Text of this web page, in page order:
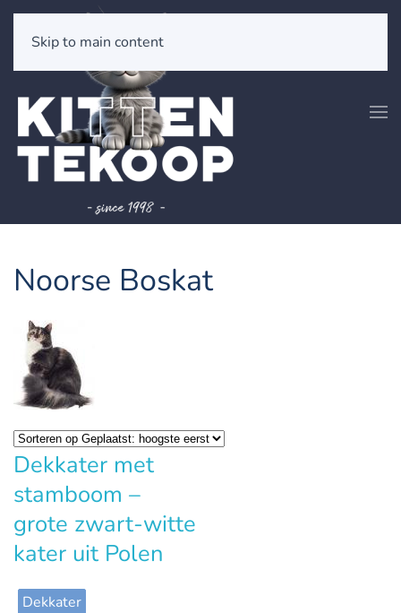
Skip to main content
Noorse Boskat
Dekkater met
stamboom –
grote zwart-witte
kater uit Polen
Dekkater